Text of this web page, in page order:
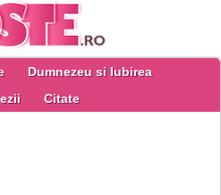
Dumnezeu si Iubirea
Citate